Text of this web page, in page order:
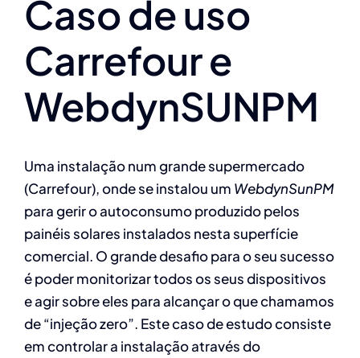
Caso de uso
Carrefour e
WebdynSUNPM
Uma instalação num grande supermercado
(Carrefour), onde se instalou um WebdynSunPM
para gerir o autoconsumo produzido pelos
painéis solares instalados nesta superfície
comercial. O grande desafio para o seu sucesso
é poder monitorizar todos os seus dispositivos
e agir sobre eles para alcançar o que chamamos
de “injeção zero”. Este caso de estudo consiste
em controlar a instalação através do